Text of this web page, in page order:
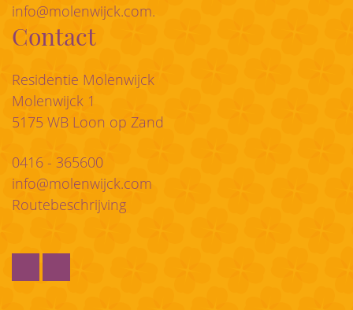
info@molenwijck.com.
Contact
Residentie Molenwijck
Molenwijck 1
5175 WB Loon op Zand
0416 - 365600
info@molenwijck.com
Routebeschrijving